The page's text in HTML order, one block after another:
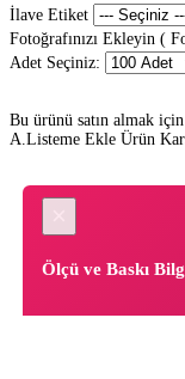
İlave Etiket
Fotoğrafınızı Ekleyin (
Adet Seçiniz:
Bu ürünü satın almak
A.Listeme Ekle Ürün
Ölçü ve Baskı